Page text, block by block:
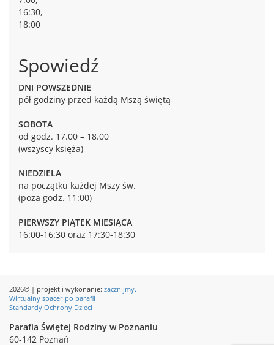
16:30,
18:00
Spowiedź
DNI POWSZEDNIE
pół godziny przed każdą Mszą świętą
SOBOTA
od godz. 17.00 – 18.00
(wszyscy księża)
NIEDZIELA
na początku każdej Mszy św.
(poza godz. 11:00)
PIERWSZY PIĄTEK MIESIĄCA
16:00-16:30 oraz 17:30-18:30
2026© | projekt i wykonanie: zacznijmy.
Wirtualny spacer po parafii
Standardy Ochrony Dzieci
Parafia Świętej Rodziny w Poznaniu
60-142 Poznań